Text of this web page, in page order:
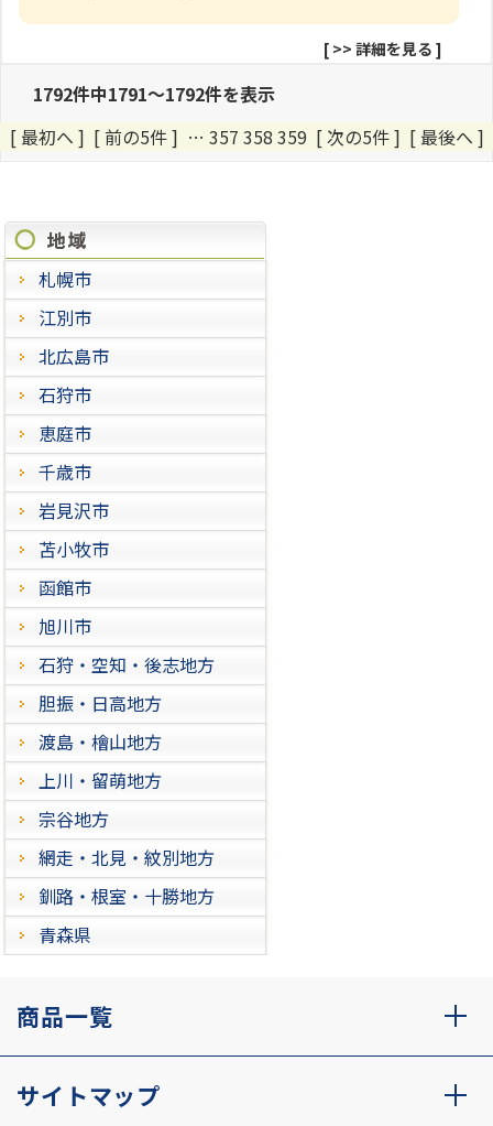
[ >> 詳細を見る ]
1792件中1791～1792件を表示
[ 最初へ ] [ 前の5件 ] … 357 358 359 [ 次の5件 ] [ 最後へ ]
札幌市
江別市
北広島市
石狩市
恵庭市
千歳市
岩見沢市
苫小牧市
函館市
旭川市
石狩・空知・後志地方
胆振・日高地方
渡島・檜山地方
上川・留萌地方
宗谷地方
網走・北見・紋別地方
釧路・根室・十勝地方
青森県
商品一覧
サイトマップ